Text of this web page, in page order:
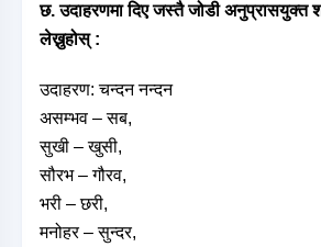
छ. उदाहरणमा दिए जस्तै जोडी अनुप्रासयुक्त
लेख्नुहोस् :
उदाहरण: चन्दन नन्दन
असम्भव – सब,
सुखी – खुसी,
सौरभ – गौरव,
भरी – छरी,
मनोहर – सुन्दर,